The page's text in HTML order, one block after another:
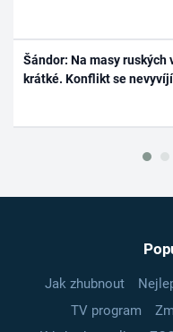
Šándor: Na masy
krátké. Konflikt se
Jak zhubnout
TV program